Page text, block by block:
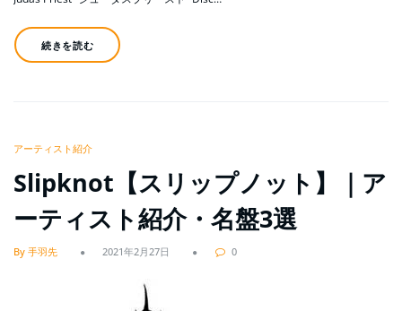
続きを読む
アーティスト紹介
Slipknot【スリップノット】｜ア
ーティスト紹介・名盤3選
By 手羽先 2021年2月27日 0